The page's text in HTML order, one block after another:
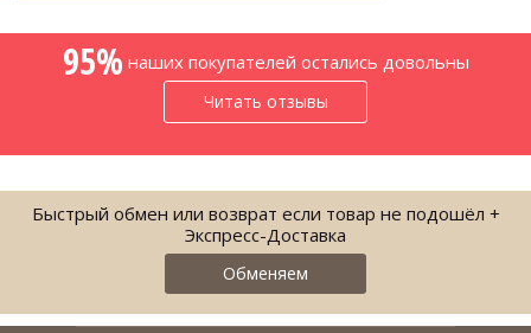
95% наших покупателей остались довольны
Читать отзывы
Быстрый обмен или возврат если товар не подошёл +
Экспресс-Доставка
Обменяем